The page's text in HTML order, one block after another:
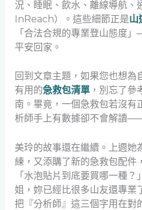
況、睡眠、飲水、離線導航、
InReach）。這些細節正是山
「合法合規的專業登山態度
平安回家。
回到文章主題，如果您也想為
有用的急救包清單，別忘了參
南。畢竟，一個急救包若沒有
析師手上有數據卻不會解讀
美玲的故事還在繼續。上週她
練，又添購了新的急救包配件
「水泡貼片到底要買哪一種
姐，妳已經比很多山友還專業
把『分析師』這三個字用在